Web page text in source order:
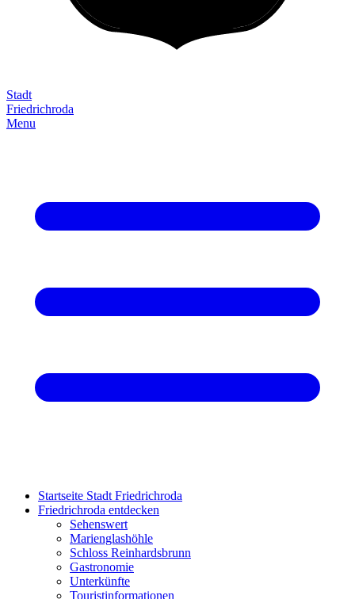
Stadt
Friedrich­roda
Menu
Startseite Stadt Friedrichroda
Friedrichroda entdecken
Sehenswert
Marienglashöhle
Schloss Reinhardsbrunn
Gastronomie
Unterkünfte
Touristinformationen